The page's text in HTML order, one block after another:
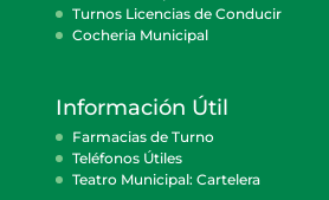
Turnos Licencias de Conducir
Cocheria Municipal
Información Útil
Farmacias de Turno
Teléfonos Útiles
Teatro Municipal: Cartelera